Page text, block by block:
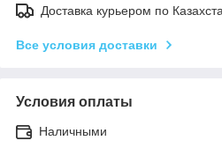
Доставка курьером по
Все условия доставки
Условия оплаты
Наличными